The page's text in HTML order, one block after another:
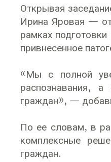
Открывая
Ирина Яровая —
рамках
привнесенное
«Мы с полной
распознавания,
граждан», —
По ее словам, в
комплексные
граждан.